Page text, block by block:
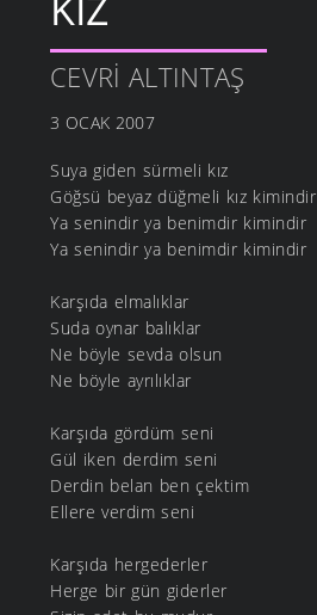
CEVRI ALTINTAŞ
3 OCAK 2007
Suya giden sürmeli kız
Göğsü beyaz düğmeli kız kimindir
Ya senindir ya benimdir kimindir
Ya senindir ya benimdir kimindir
Karşıda elmalıklar
Suda oynar balıklar
Ne böyle sevda olsun
Ne böyle ayrılıklar
Karşıda gördüm seni
Gül iken derdim seni
Derdin belan ben çektim
Ellere verdim seni
Karşıda hergederler
Herge bir gün giderler